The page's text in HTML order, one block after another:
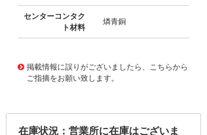
センターコンタク
ト材料
燐青銅
掲載情報に誤りがございましたら、こちらから
ご指摘をお願い致します。
在庫状況：営業所に在庫はございま